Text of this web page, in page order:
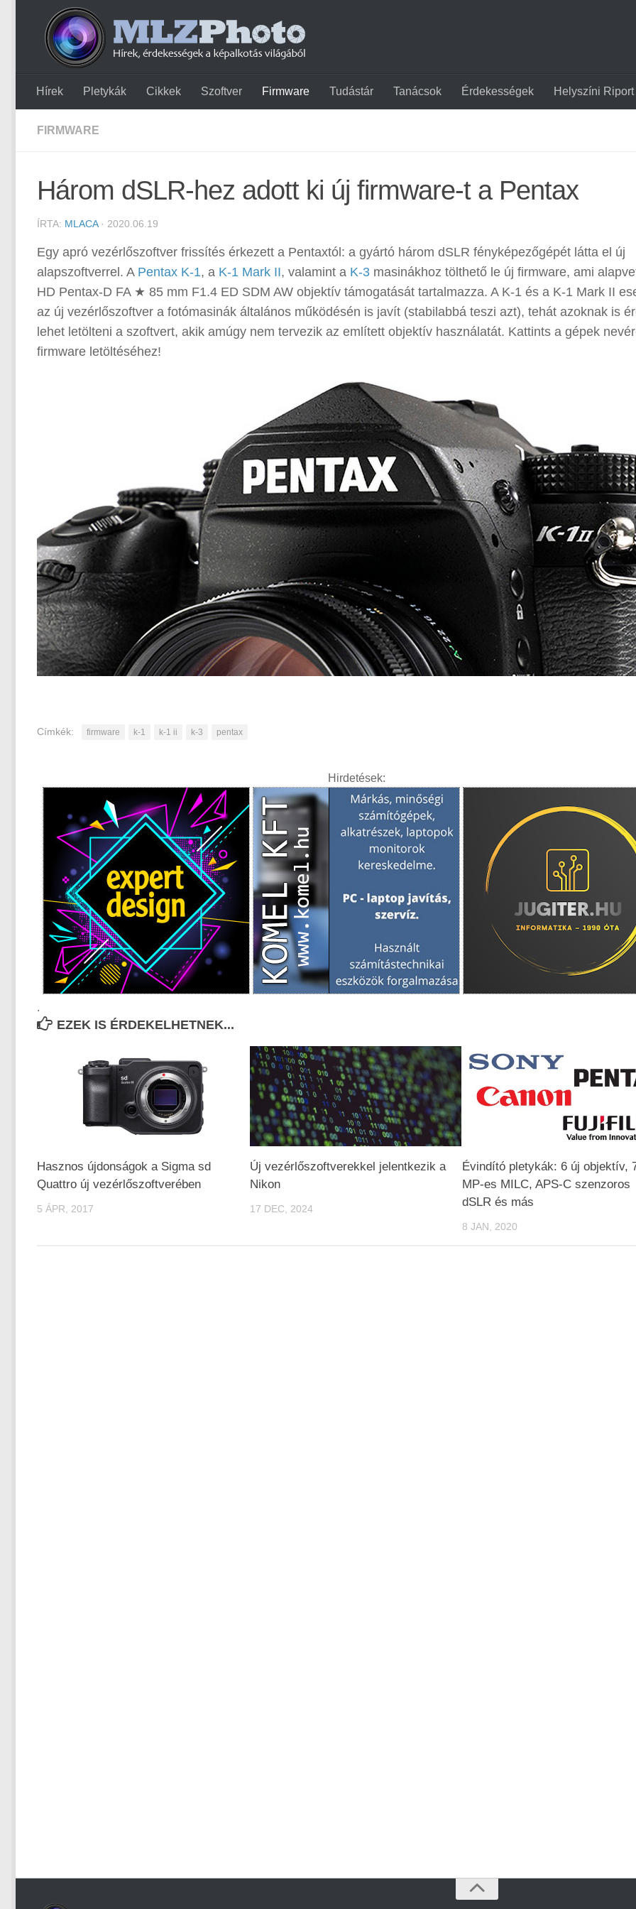
Hírek Pletykák Cikkek Szoftver Firmware Tudástár Tanácsok Érdekességek Helyszíni Riport
FIRMWARE
Három dSLR-hez adott ki új firmware-t a Pentax
ÍRTA: MLACA· 2020.06.19
Egy apró vezérlőszoftver frissítés érkezett a Pentaxtól: a gyártó három dSLR fényképezőgépét látta el új
alapszoftverrel. A Pentax K-1, a K-1 Mark II, valamint a K-3 masinákhoz tölthető le új firmware, ami
HD Pentax-D FA ★ 85 mm F1.4 ED SDM AW objektív támogatását tartalmazza. A K-1 és a K-1 Mark II
az új vezérlőszoftver a fotómasinák általános működésén is javít (stabilabbá teszi azt), tehát azoknak is
lehet letölteni a szoftvert, akik amúgy nem tervezik az említett objektív használatát. Kattints a gépek
firmware letöltéséhez!
Címkék: firmware k-1 k-1 ii k-3 pentax
Hirdetések:
.
EZEK IS ÉRDEKELHETNEK...
Hasznos újdonságok a Sigma sd
Quattro új vezérlőszoftverében
5 ÁPR, 2017
Új vezérlőszoftverekkel jelentkezik a
Nikon
17 DEC, 2024
Évindító pletykák: 6 új objektív,
MP-es MILC, APS-C szenzoros
dSLR és más
8 JAN, 2020